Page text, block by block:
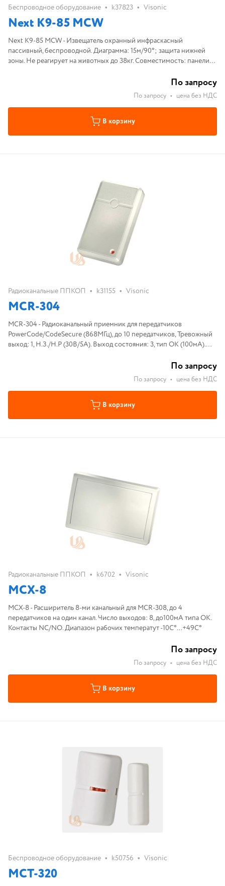
Беспроводное оборудование • k37823 • Visonic
Next K9-85 MCW
Next K9-85 MCW - Извещатель охранный инфраскасный
пассивный, беспроводной. Диаграмма: 15м/90°; защита нижней
зоны. Не реагирует на животных до 38кг. Совместимость: панели
По запросу
По запросу • цена без НДС
В корзину
Радиоканальные ППКОП • k31155 • Visonic
MCR-304
MCR-304 - Радиоканальный приемник для передатчиков
PowerCode/CodeSecure (868МГц), до 10 передатчиков, Тревожный
выход: 1, Н.З./Н.Р (30В/5А). Выход состояния: 3, тип ОК (100мА).
По запросу
По запросу • цена без НДС
В корзину
Радиоканальные ППКОП • k6702 • Visonic
MCX-8
MCX-8 - Расширитель 8-ми канальный для MCR-308, до 4
передатчиков на один канал. Число выходов: 8, до100мА типа ОК.
Контакты NC/NO. Диапазон рабочих температут -10С°...+49С°
По запросу
По запросу • цена без НДС
В корзину
Беспроводное оборудование • k50756 • Visonic
MCT-320